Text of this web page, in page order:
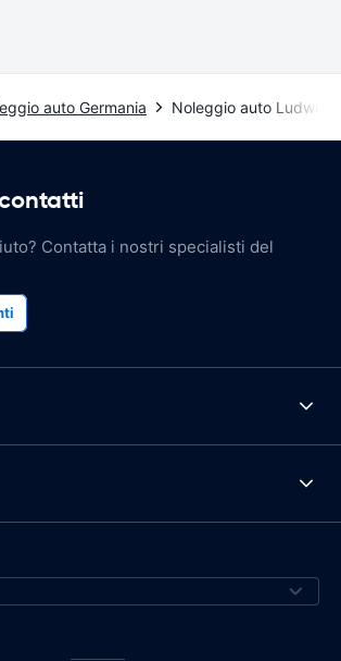
auto Germania Noleggio auto
Contatta i nostri specialisti del